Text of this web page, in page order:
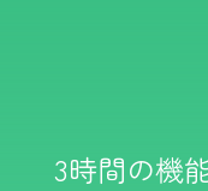
3時間の機